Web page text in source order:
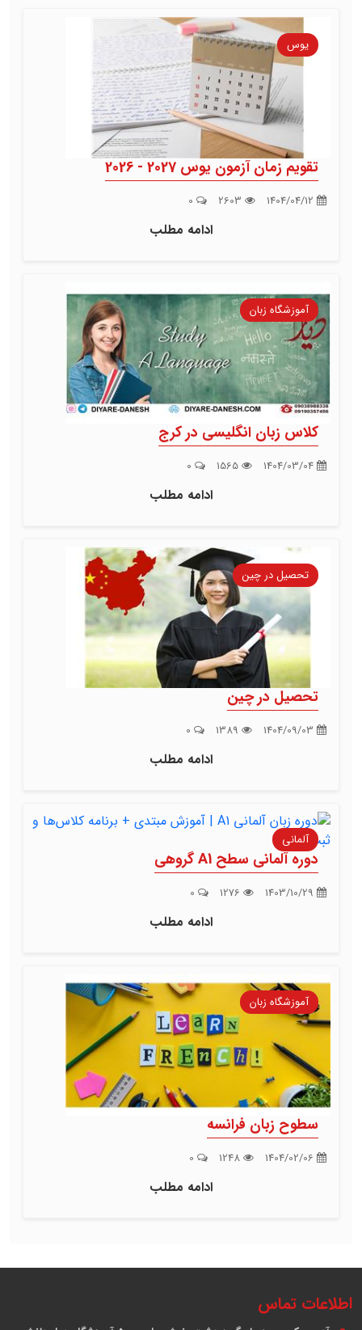
یوس
تقویم زمان آزمون یوس 2027 - 2026
ادامه مطلب
آموزشگاه زبان
کلاس زبان انگلیسی در کرج
ادامه مطلب
تحصیل در چین
تحصیل در چین
ادامه مطلب
آلمانی
دوره آلمانی سطح A1 گروهی
ادامه مطلب
آموزشگاه زبان
سطوح زبان فرانسه
ادامه مطلب
اطلاعات تماس